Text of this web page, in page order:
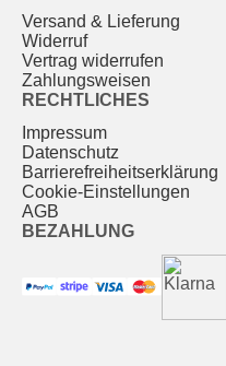
Versand & Lieferung
Widerruf
Vertrag widerrufen
Zahlungsweisen
RECHTLICHES
Impressum
Datenschutz
Barrierefreiheitserklärung
Cookie-Einstellungen
AGB
BEZAHLUNG